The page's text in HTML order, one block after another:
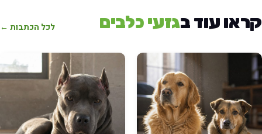
עוד בגזעי כלבים לכל הכתבות ←